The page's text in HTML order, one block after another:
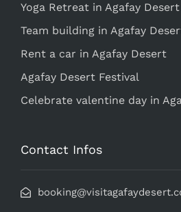
Yoga Retreat in Agafay Desert
Team building in Agafay
Rent a car in Agafay Desert
Agafay Desert Festival
Celebrate valentine day in
Contact Infos